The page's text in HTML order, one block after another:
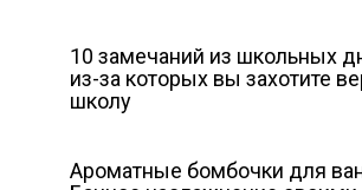
10 замечаний из школьных
из-за которых вы захотите
школу
Ароматные бомбочки для